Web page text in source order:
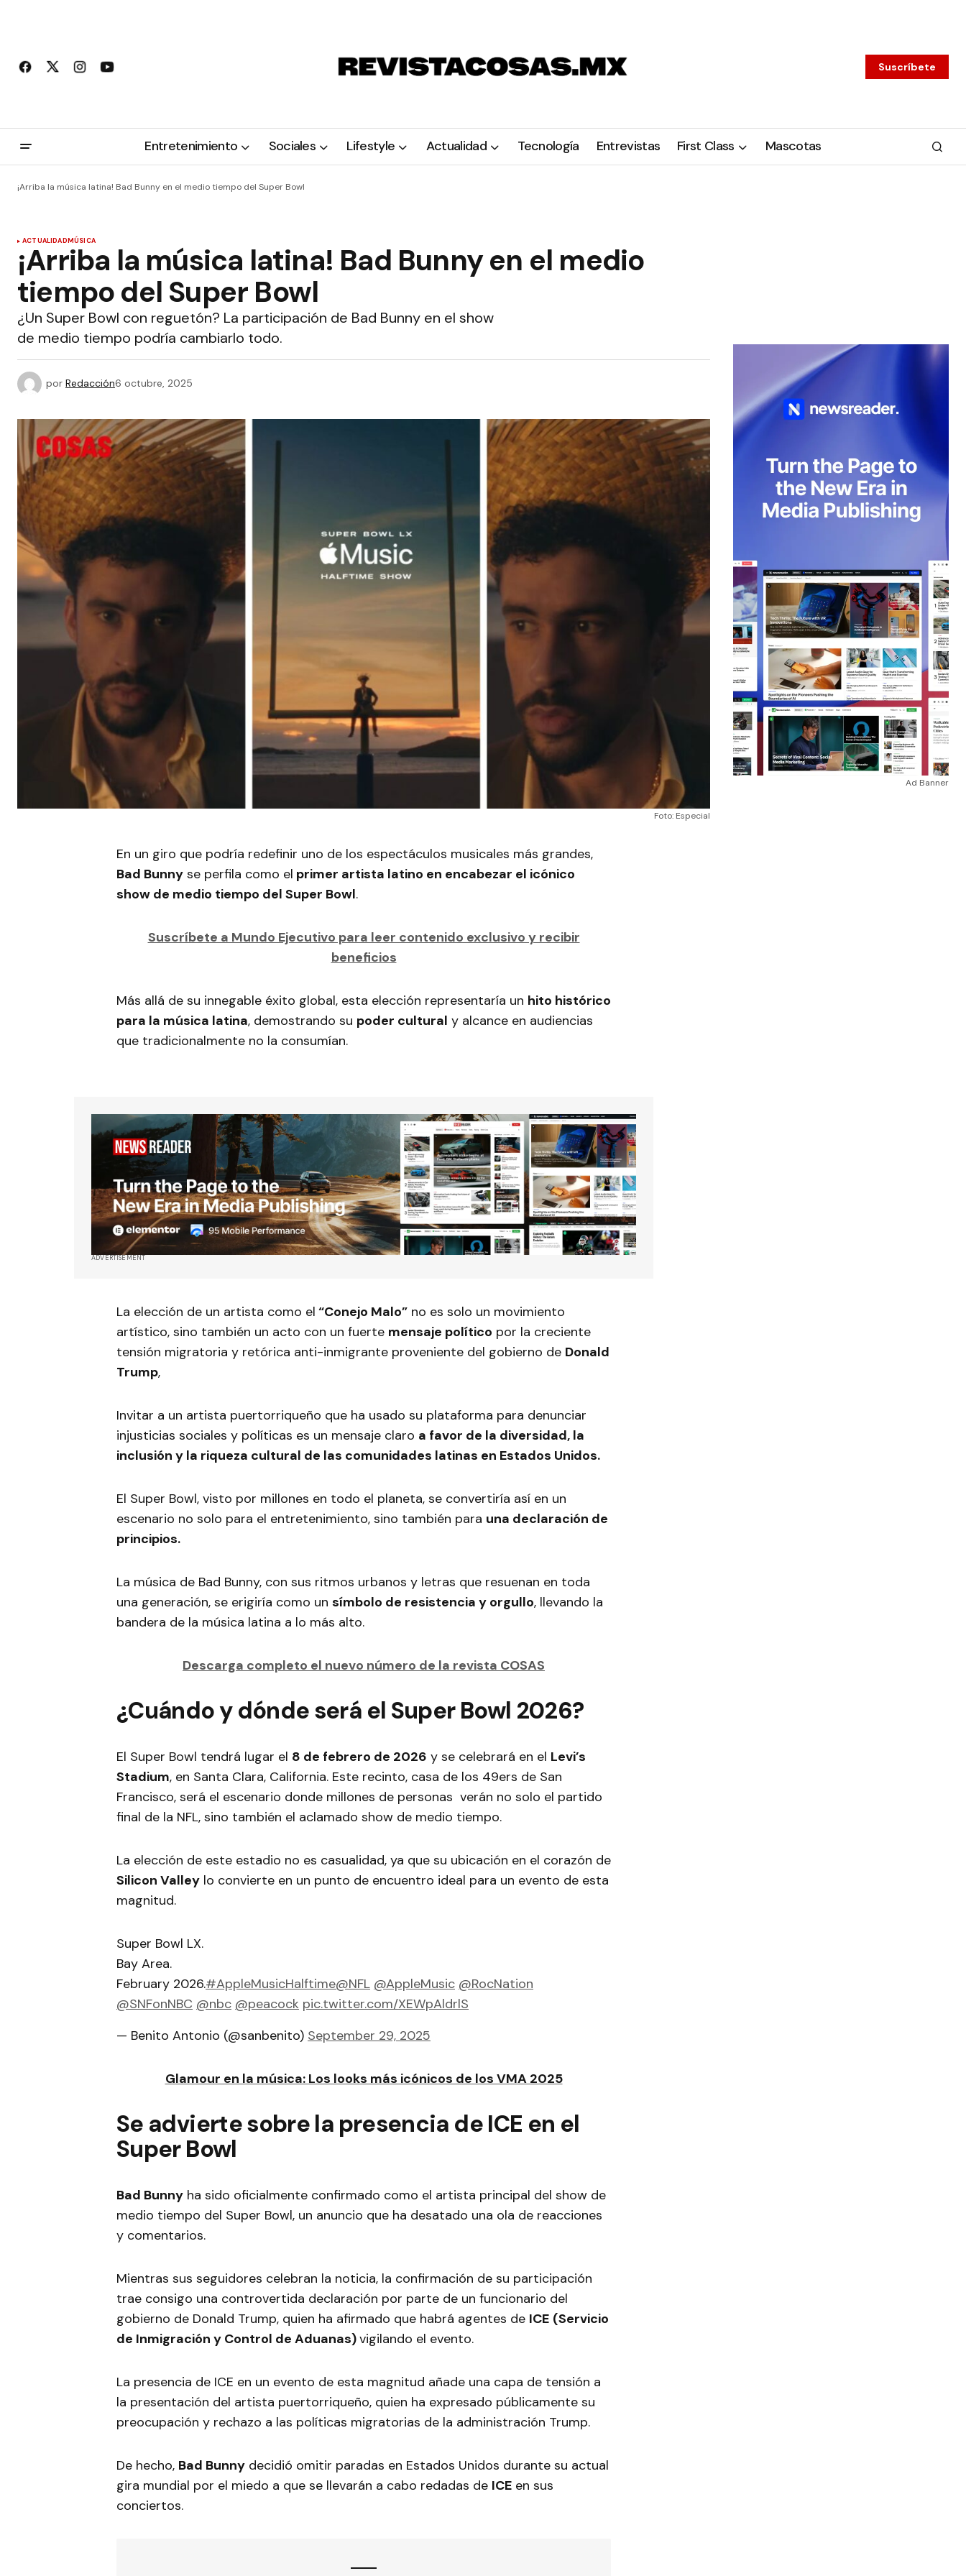
Suscríbete
Entretenimiento Sociales Lifestyle Actualidad Tecnología Entrevistas First Class Mascotas
¡Arriba la música latina! Bad Bunny en el medio tiempo del Super Bowl
ACTUALIDADMÚSICA
¡Arriba la música latina! Bad Bunny en el medio
tiempo del Super Bowl
¿Un Super Bowl con reguetón? La participación de Bad Bunny en el show
de medio tiempo podría cambiarlo todo.
por Redacción6 octubre, 2025
Foto: Especial
En un giro que podría redefinir uno de los espectáculos musicales más grandes,
Bad Bunny se perfila como el primer artista latino en encabezar el icónico
show de medio tiempo del Super Bowl.
Suscríbete a Mundo Ejecutivo para leer contenido exclusivo y recibir
beneficios
Más allá de su innegable éxito global, esta elección representaría un hito histórico
para la música latina, demostrando su poder cultural y alcance en audiencias
que tradicionalmente no la consumían.
ADVERTISEMENT
La elección de un artista como el “Conejo Malo” no es solo un movimiento
artístico, sino también un acto con un fuerte mensaje político por la creciente
tensión migratoria y retórica anti-inmigrante proveniente del gobierno de Donald
Trump,
Invitar a un artista puertorriqueño que ha usado su plataforma para denunciar
injusticias sociales y políticas es un mensaje claro a favor de la diversidad, la
inclusión y la riqueza cultural de las comunidades latinas en Estados Unidos.
El Super Bowl, visto por millones en todo el planeta, se convertiría así en un
escenario no solo para el entretenimiento, sino también para una declaración de
principios.
La música de Bad Bunny, con sus ritmos urbanos y letras que resuenan en toda
una generación, se erigiría como un símbolo de resistencia y orgullo, llevando la
bandera de la música latina a lo más alto.
Descarga completo el nuevo número de la revista COSAS
¿Cuándo y dónde será el Super Bowl 2026?
El Super Bowl tendrá lugar el 8 de febrero de 2026 y se celebrará en el Levi’s
Stadium, en Santa Clara, California. Este recinto, casa de los 49ers de San
Francisco, será el escenario donde millones de personas verán no solo el partido
final de la NFL, sino también el aclamado show de medio tiempo.
La elección de este estadio no es casualidad, ya que su ubicación en el corazón de
Silicon Valley lo convierte en un punto de encuentro ideal para un evento de esta
magnitud.
Super Bowl LX.
Bay Area.
February 2026.#AppleMusicHalftime@NFL @AppleMusic @RocNation
@SNFonNBC @nbc @peacock pic.twitter.com/XEWpAldrlS
— Benito Antonio (@sanbenito) September 29, 2025
Glamour en la música: Los looks más icónicos de los VMA 2025
Se advierte sobre la presencia de ICE en el
Super Bowl
Bad Bunny ha sido oficialmente confirmado como el artista principal del show de
medio tiempo del Super Bowl, un anuncio que ha desatado una ola de reacciones
y comentarios.
Mientras sus seguidores celebran la noticia, la confirmación de su participación
trae consigo una controvertida declaración por parte de un funcionario del
gobierno de Donald Trump, quien ha afirmado que habrá agentes de ICE (Servicio
de Inmigración y Control de Aduanas)vigilando el evento.
La presencia de ICE en un evento de esta magnitud añade una capa de tensión a
la presentación del artista puertorriqueño, quien ha expresado públicamente su
preocupación y rechazo a las políticas migratorias de la administración Trump.
De hecho, Bad Bunny decidió omitir paradas en Estados Unidos durante su actual
gira mundial por el miedo a que se llevarán a cabo redadas de ICE en sus
conciertos.
Ad Banner